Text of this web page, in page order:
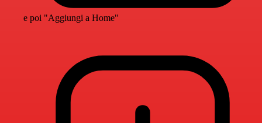
e poi "Aggiungi a Home"